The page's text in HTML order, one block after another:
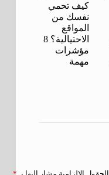
كيف تحمي
نفسك من
المواقع
الاحتيالية؟ 8
مؤشرات
مهمة